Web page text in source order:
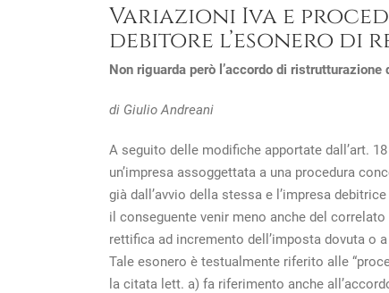
Variazioni Iva e
debitore l’esonero di
Non riguarda però l’accordo di ristrutturazione
di Giulio Andreani
A seguito delle modifiche apportate dall’art.
un’impresa assoggettata a una procedura
già dall’avvio della stessa e l’impresa
il conseguente venir meno anche del
rettifica ad incremento dell’imposta dovuta o
Tale esonero è testualmente riferito alle
la citata lett. a) fa riferimento anche